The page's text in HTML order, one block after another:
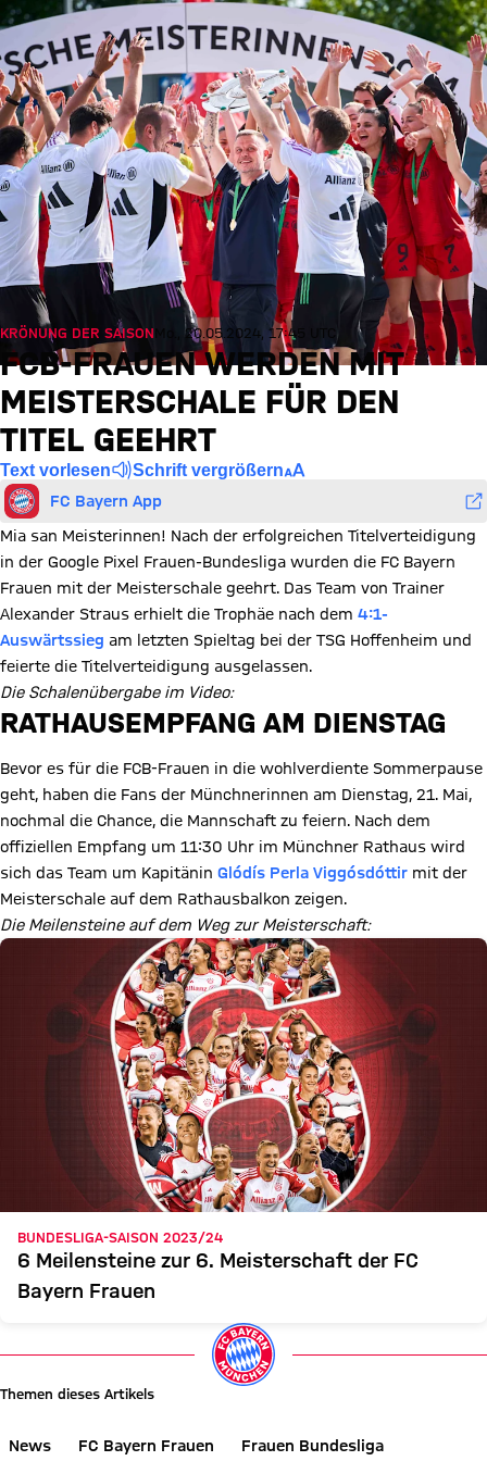
KRÖNUNG DER SAISON Mo., 20.05.2024, 17:45 UTC
FCB-FRAUEN WERDEN MIT
MEISTERSCHALE FÜR DEN
TITEL GEEHRT
Text vorlesen Schrift vergrößern
FC Bayern App
Mia san Meisterinnen! Nach der erfolgreichen Titelverteidigung
in der Google Pixel Frauen-Bundesliga wurden die FC Bayern
Frauen mit der Meisterschale geehrt. Das Team von Trainer
Alexander Straus erhielt die Trophäe nach dem 4:1-
Auswärtssieg am letzten Spieltag bei der TSG Hoffenheim und
feierte die Titelverteidigung ausgelassen.
Die Schalenübergabe im Video:
Video abspielen
RATHAUSEMPFANG AM DIENSTAG
Bevor es für die FCB-Frauen in die wohlverdiente Sommerpause
geht, haben die Fans der Münchnerinnen am Dienstag, 21. Mai,
nochmal die Chance, die Mannschaft zu feiern. Nach dem
offiziellen Empfang um 11:30 Uhr im Münchner Rathaus wird
sich das Team um Kapitänin Glódís Perla Viggósdóttir mit der
Meisterschale auf dem Rathausbalkon zeigen.
Die Meilensteine auf dem Weg zur Meisterschaft:
BUNDESLIGA-SAISON 2023/24
6 Meilensteine zur 6. Meisterschaft der FC
Bayern Frauen
Themen dieses Artikels
News FC Bayern Frauen
Frauen Bundesliga